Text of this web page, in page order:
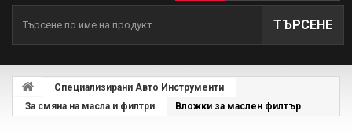
ТЪРСЕНЕ
Специализирани Авто Инструменти
За смяна на масла и филтри
Вложки за маслен филтър